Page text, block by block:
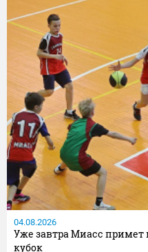
04.08.2026
Уже завтра Миасс
кубок